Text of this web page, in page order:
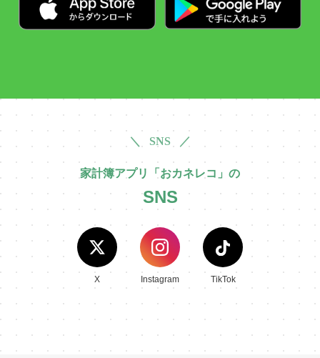
＼ SNS ／
家計簿アプリ「おカネレコ」の
SNS
X Instagram TikTok